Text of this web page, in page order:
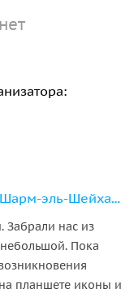
Монастырь Святой Екатерины из Шарм-эль-Шейха с гидом.
нас из
Пока
планшете иконы и